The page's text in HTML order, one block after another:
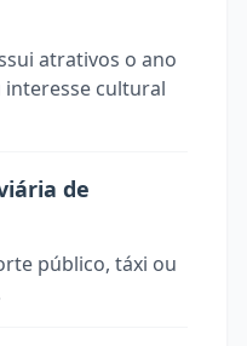
atrativos o ano
cultural
de
público, táxi ou